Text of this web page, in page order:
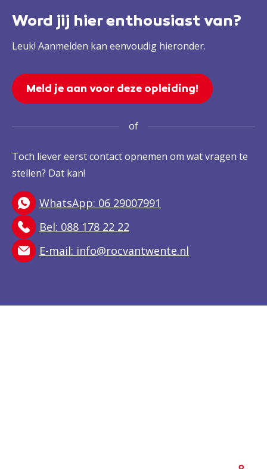
Word jij hier enthousiast van?
Leuk! Aanmelden kan eenvoudig hieronder.
Meld je aan voor deze opleiding!
of
Toch liever eerst contact opnemen om wat vragen te
stellen? Dat kan!
WhatsApp: 06 29007991
Bel: 088 178 22 22
E-mail: info@rocvantwente.nl